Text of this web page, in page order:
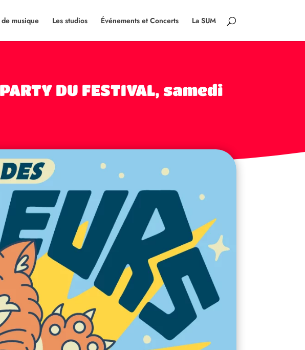
musique Les studios Événements et Concerts La SUM
DU FESTIVAL, samedi